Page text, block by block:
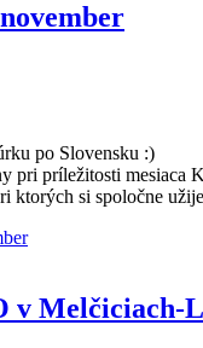
po Slovensku :)
pri príležitosti
ktorých si spoločne
Melčiciach-